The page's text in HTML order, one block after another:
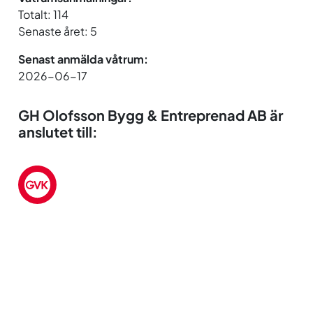
Totalt: 114
Senaste året: 5
Senast anmälda våtrum:
2026-06-17
GH Olofsson Bygg & Entreprenad AB är
anslutet till: